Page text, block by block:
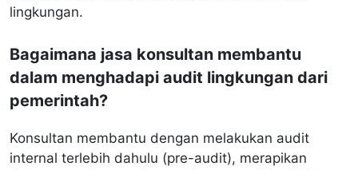
lingkungan.
Bagaimana jasa konsultan membantu
dalam menghadapi audit lingkungan dari
pemerintah?
Konsultan membantu dengan melakukan audit
internal terlebih dahulu (pre-audit), merapikan